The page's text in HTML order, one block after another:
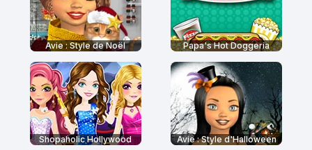
Avie : Style de Noël Papa's Hot Doggeria
Shopaholic Hollywood Avie : Style d'Halloween